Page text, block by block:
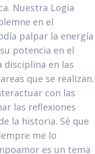
Nuestra Logia
en el
palpar la energía
potencia en el
disciplina en las
que se realizan.
con las
las reflexiones
la historia. Sé que
me lo
es un tema